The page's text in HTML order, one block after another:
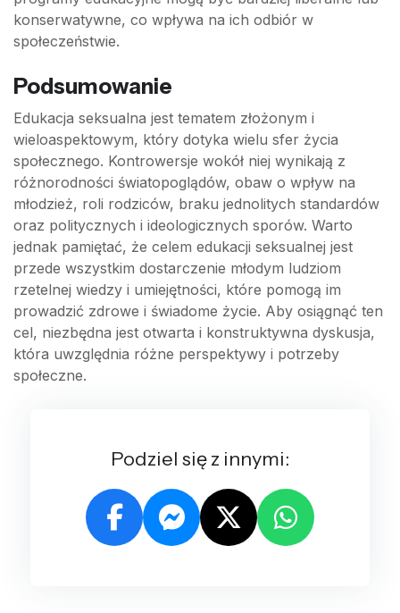
konserwatywne, co wpływa na ich odbiór w
społeczeństwie.
Podsumowanie
Edukacja seksualna jest tematem złożonym i
wieloaspektowym, który dotyka wielu sfer życia
społecznego. Kontrowersje wokół niej wynikają z
różnorodności światopoglądów, obaw o wpływ na
młodzież, roli rodziców, braku jednolitych standardów
oraz politycznych i ideologicznych sporów. Warto
jednak pamiętać, że celem edukacji seksualnej jest
przede wszystkim dostarczenie młodym ludziom
rzetelnej wiedzy i umiejętności, które pomogą im
prowadzić zdrowe i świadome życie. Aby osiągnąć ten
cel, niezbędna jest otwarta i konstruktywna dyskusja,
która uwzględnia różne perspektywy i potrzeby
społeczne.
Podziel się z innymi: